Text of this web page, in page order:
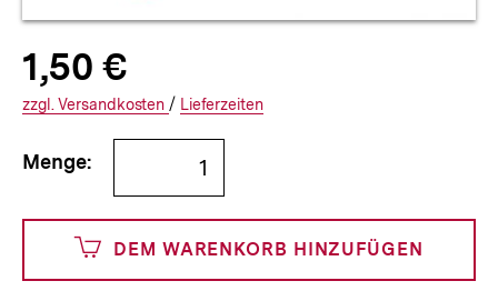
Allgemeine
Informationen
Produktpreis:
1,50 €1
€
150
Cents
zuzüglich
Versandkosten
Interner
Informationen
den
zzgl. zuzüglichen
Versandkosten / Interner
Informationen
Lieferzeiten
Bestellmenge
angeben
Menge:
DEM WARENKORB HINZUFÜGEN